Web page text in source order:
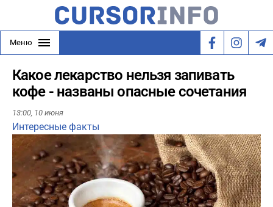
Меню
Какое лекарство нельзя запивать
кофе - названы опасные сочетания
13:00, 10 июня
Интересные факты